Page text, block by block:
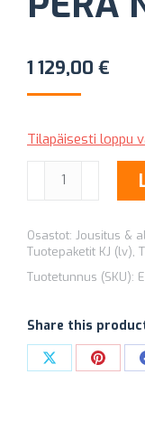
1 129,00 €
Tilapäisesti loppu
ALUSTASARJA
(BENSA)
MAN
EMU
+40
MM
(ETU
Osastot: Jousitus &
Tuotepaketit KJ (lv),
Tuotetunnus (SKU):
Share this
Share Share